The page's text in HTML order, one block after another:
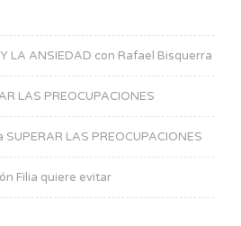
Y LA ANSIEDAD con Rafael Bisquerra
LAS PREOCUPACIONES
LAS PREOCUPACIONES
Filia quiere evitar